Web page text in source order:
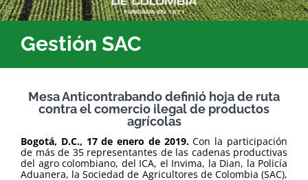
Gestión SAC
Mesa Anticontrabando definió hoja de ruta
contra el comercio ilegal de productos
agrícolas
Bogotá, D.C., 17 de enero de 2019.Con la participación
de más de 35 representantes de las cadenas productivas
del agro colombiano, del ICA, el Invima, la Dian, la Policía
Aduanera, la Sociedad de Agricultores de Colombia (SAC),